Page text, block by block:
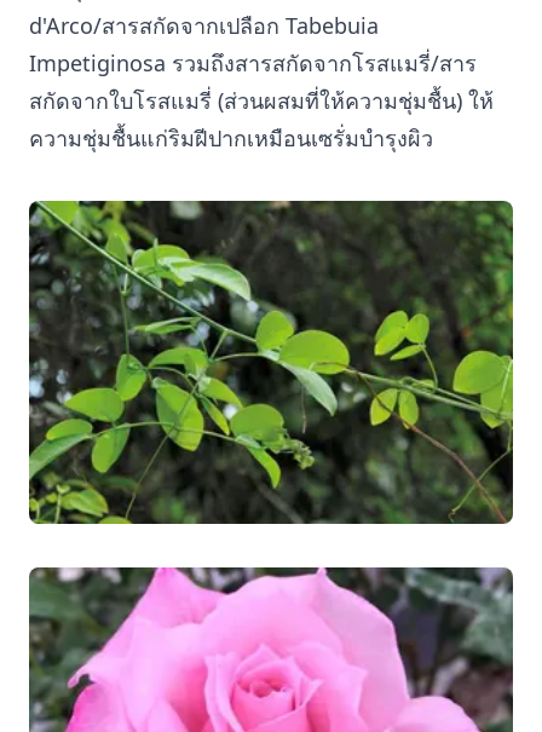
d'Arco/สารสกัดจากเปลือก Tabebuia
Impetiginosa รวมถึงสารสกัดจากโรสแมรี่/สาร
สกัดจากใบโรสแมรี่ (ส่วนผสมที่ให้ความชุ่มชื้น) ให้
ความชุ่มชื้นแก่ริมฝีปากเหมือนเซรั่มบำรุงผิว